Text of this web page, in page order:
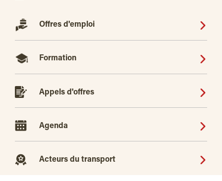
Offres d'emploi
Formation
Appels d'offres
Agenda
Acteurs du transport